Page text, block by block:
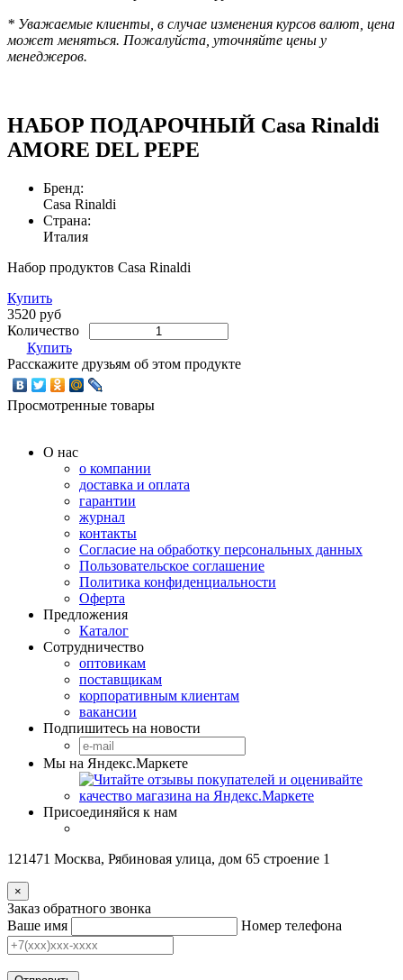
* Уважаемые клиенты, в случае изменения курсов валют, цена
может меняться. Пожалуйста, уточняйте цены у
менеджеров.
НАБОР ПОДАРОЧНЫЙ Casa Rinaldi
AMORE DEL PEPE
Бренд:
Casa Rinaldi
Страна:
Италия
Набор продуктов Casa Rinaldi
Купить
3520 руб
Количество
Купить
Расскажите друзьям об этом продукте
Просмотренные товары
О нас
о компании
доставка и оплата
гарантии
журнал
контакты
Согласие на обработку персональных данных
Пользовательское соглашение
Политика конфиденциальности
Оферта
Предложения
Каталог
Сотрудничество
оптовикам
поставщикам
корпоративным клиентам
вакансии
Подпишитесь на новости
Мы на Яндекс.Маркете
Присоединяйся к нам
121471 Москва, Рябиновая улица, дом 65 строение 1
×
Заказ обратного звонка
Ваше имя
Номер телефона